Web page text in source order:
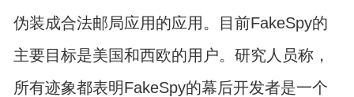
伪装成合法邮局应用的应用。目前FakeSpy的
主要目标是美国和西欧的用户。研究人员称，
所有迹象都表明FakeSpy的幕后开发者是一个